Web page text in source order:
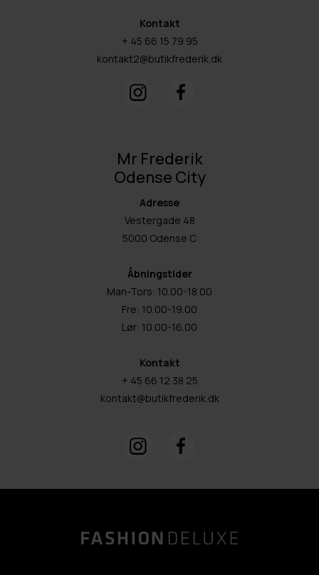
Kontakt
+ 45 66 15 79 95
kontakt2@butikfrederik.dk
Mr Frederik
Odense City
Adresse
Vestergade 48
5000 Odense C
Åbningstider
Man-Tors: 10.00-18.00
Fre: 10.00-19.00
Lør: 10.00-16.00
Kontakt
+ 45 66 12 38 25
kontakt@butikfrederik.dk